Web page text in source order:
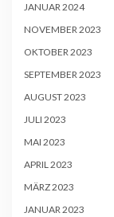
JANUAR 2024
NOVEMBER 2023
OKTOBER 2023
SEPTEMBER 2023
AUGUST 2023
JULI 2023
MAI 2023
APRIL 2023
MÄRZ 2023
JANUAR 2023